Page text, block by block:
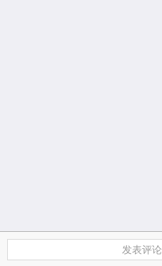
发表评论